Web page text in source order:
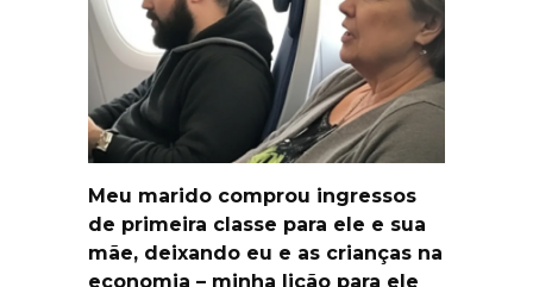
Meu marido comprou ingressos
de primeira classe para ele e sua
mãe, deixando eu e as crianças na
economia – minha lição para ele